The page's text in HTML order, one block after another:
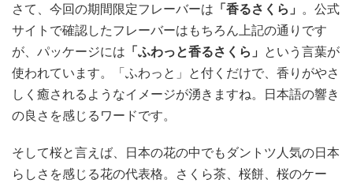
さて、今回の期間限定フレーバーは 「香るさくら」 。公式
サイトで確認したフレーバーはもちろん上記の通りです
が、パッケージには 「ふわっと香るさくら」 という言葉が
使われています。「ふわっと」と付くだけで、香りがやさ
しく癒されるようなイメージが湧きますね。日本語の響き
の良さを感じるワードです。
そして桜と言えば、日本の花の中でもダントツ人気の日本
らしさを感じる花の代表格。さくら茶、桜餅、桜のケー